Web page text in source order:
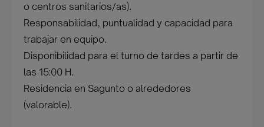
o centros sanitarios/as).
Responsabilidad, puntualidad y capacidad para
trabajar en equipo.
Disponibilidad para el turno de tardes a partir de
las 15:00 H.
Residencia en Sagunto o alrededores
(valorable).